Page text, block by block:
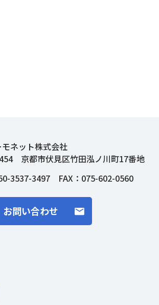
ネット株式会社
京都市伏見区竹田泓ノ川町17番地
3537-3497 FAX：075-602-0560
お問い合わせ